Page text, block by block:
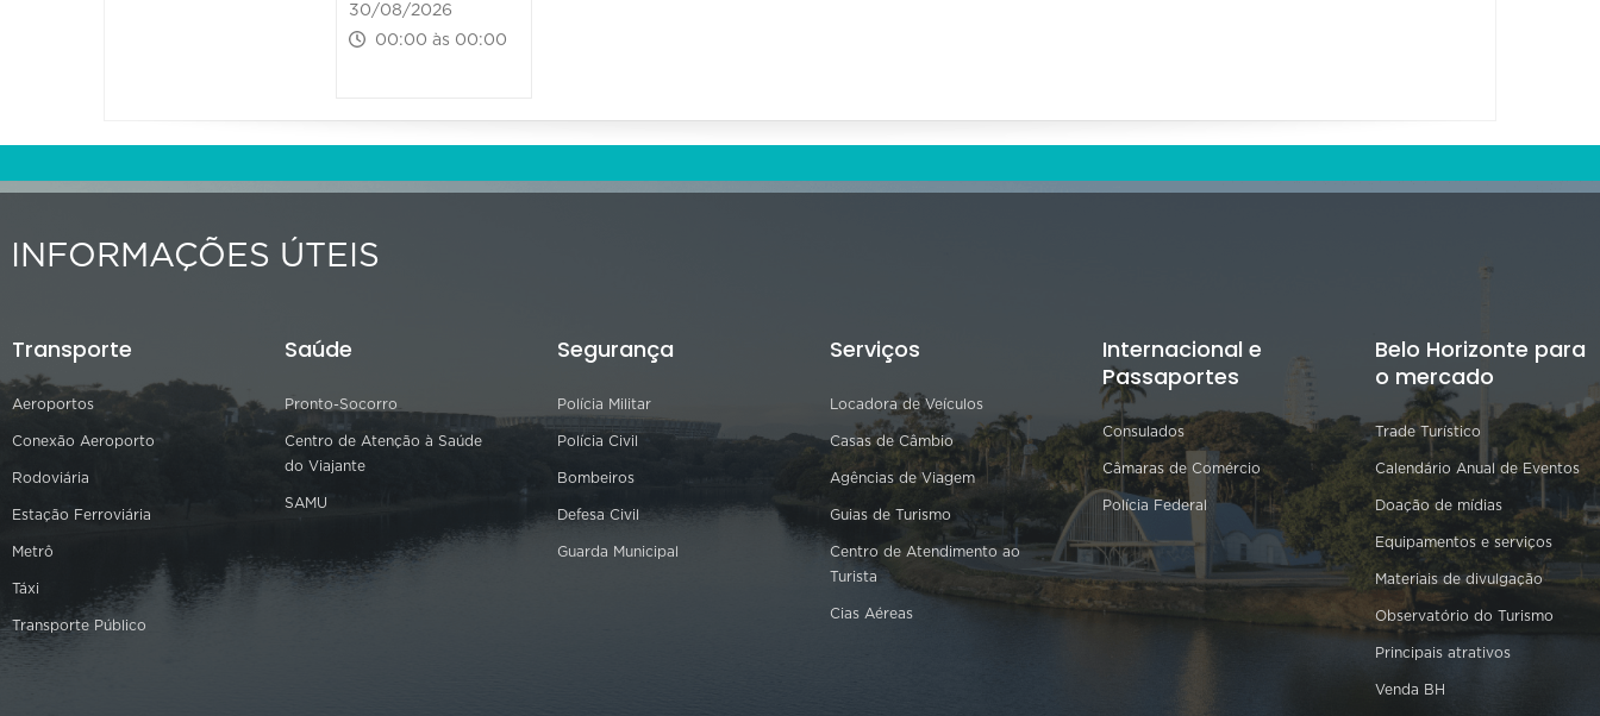
30/08/2026
00:00 às 00:00
INFORMAÇÕES ÚTEIS
Transporte
Aeroportos
Conexão Aeroporto
Rodoviária
Estação Ferroviária
Metrô
Táxi
Transporte Público
Saúde
Pronto-Socorro
Centro de Atenção à Saúde
do Viajante
SAMU
Segurança
Polícia Militar
Polícia Civil
Bombeiros
Defesa Civil
Guarda Municipal
Serviços
Locadora de Veículos
Casas de Câmbio
Agências de Viagem
Guias de Turismo
Centro de Atendimento ao
Turista
Cias Aéreas
Internacional e
Passaportes
Consulados
Câmaras de Comércio
Polícia Federal
Belo Horizonte para
o mercado
Trade Turístico
Calendário Anual de Eventos
Doação de mídias
Equipamentos e serviços
Materiais de divulgação
Observatório do Turismo
Principais atrativos
Venda BH